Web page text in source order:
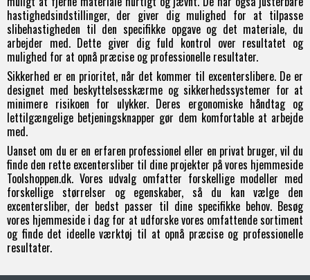
hastighedsindstillinger, der giver dig mulighed for at tilpasse
slibehastigheden til den specifikke opgave og det materiale, du
arbejder med. Dette giver dig fuld kontrol over resultatet og
mulighed for at opnå præcise og professionelle resultater.
Sikkerhed er en prioritet, når det kommer til excenterslibere. De er
designet med beskyttelsesskærme og sikkerhedssystemer for at
minimere risikoen for ulykker. Deres ergonomiske håndtag og
lettilgængelige betjeningsknapper gør dem komfortable at arbejde
med.
Uanset om du er en erfaren professionel eller en privat bruger, vil du
finde den rette excentersliber til dine projekter på vores hjemmeside
Toolshoppen.dk. Vores udvalg omfatter forskellige modeller med
forskellige størrelser og egenskaber, så du kan vælge den
excentersliber, der bedst passer til dine specifikke behov. Besøg
vores hjemmeside i dag for at udforske vores omfattende sortiment
og finde det ideelle værktøj til at opnå præcise og professionelle
resultater.